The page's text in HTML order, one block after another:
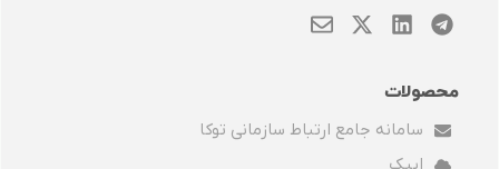
T
e
e
r
a
L
k
d
i
X
t
E
o
محصولات
سامانه جامع ارتباط سازمانی توکا
اپیک